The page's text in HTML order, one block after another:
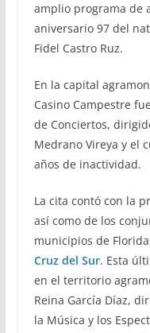
amplio programa de
aniversario 97 del
Fidel Castro Ruz.
En la capital
Casino Campestre
de Conciertos,
Medrano Vireya y el
años de inactividad.
La cita contó con la
así como de los
municipios de
Cruz del Sur. Esta
en el territorio
Reina García Díaz,
la Música y los